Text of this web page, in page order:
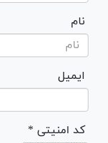
نام
ایمیل
* کد امنیتی